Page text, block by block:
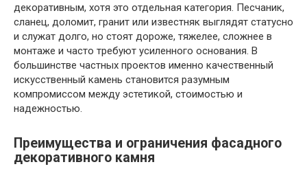
декоративным, хотя это отдельная категория. Песчаник,
сланец, доломит, гранит или известняк выглядят статусно
и служат долго, но стоят дороже, тяжелее, сложнее в
монтаже и часто требуют усиленного основания. В
большинстве частных проектов именно качественный
искусственный камень становится разумным
компромиссом между эстетикой, стоимостью и
надежностью.
Преимущества и ограничения фасадного
декоративного камня